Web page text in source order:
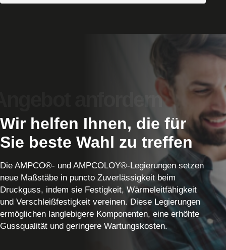
Wir helfen Ihnen, die für
Sie beste Wahl zu treffen
Die AMPCO®- und AMPCOLOY®-Legierungen setzen
neue Maßstäbe in puncto Zuverlässigkeit beim
Druckguss, indem sie Festigkeit, Wärmeleitfähigkeit
und Verschleißfestigkeit vereinen. Diese Legierungen
ermöglichen langlebigere Komponenten, eine erhöhte
Gussqualität und geringere Wartungskosten.